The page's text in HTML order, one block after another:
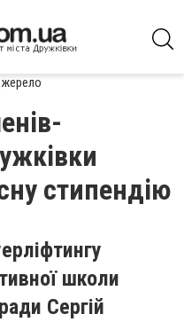
стипендію
школи
Сергій